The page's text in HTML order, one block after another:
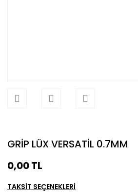
GRİP LÜX VERSATİL 0.7MM
0,00 TL
TAKSİT SEÇENEKLERİ